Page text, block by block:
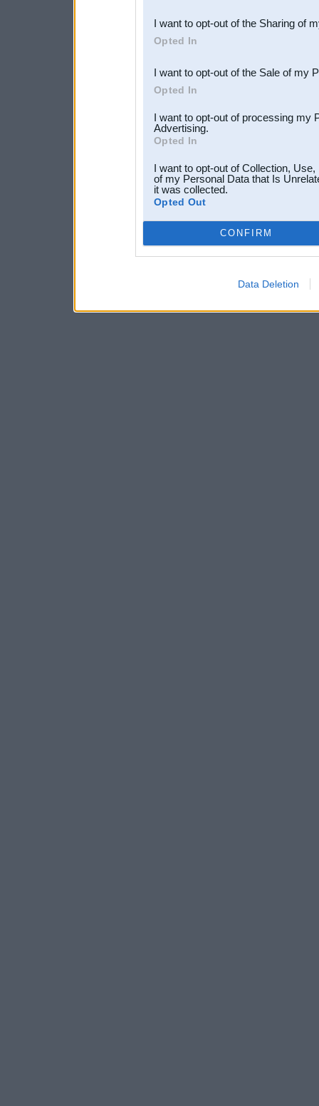
Downstream Participants
third parties.
I want to opt-out of the Sharing of
Opted In
I want to opt-out of the Sale of my
Opted In
I want to opt-out of processing my
Advertising.
Opted In
I want to opt-out of Collection,
of my Personal Data that Is
it was collected.
Opted Out
CONFIRM
Data Deletion